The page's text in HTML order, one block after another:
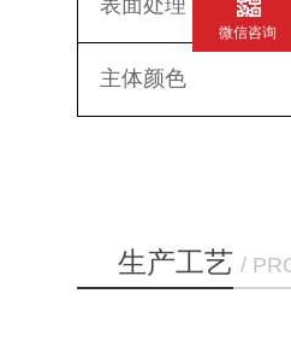
表面处理
主体颜色
生产工艺 /
微信咨询